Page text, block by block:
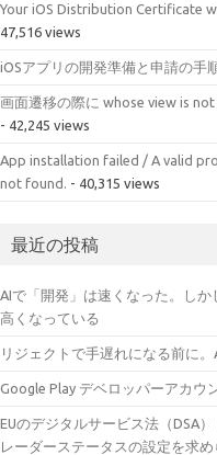
Your iOS Distribution Certificate
47,516 views
iOSアプリの開発準備と申請の手
画面遷移の際に whose view is
- 42,245 views
App installation failed / A valid
not found. - 40,315 views
最近の投稿
AIで「開発」は速くなった。し
高くなっている
リジェクトで手遅れになる前に
Google Play デベロッパーアカウ
EUのデジタルサービス法（DSA
レーダーステータスの設定を求